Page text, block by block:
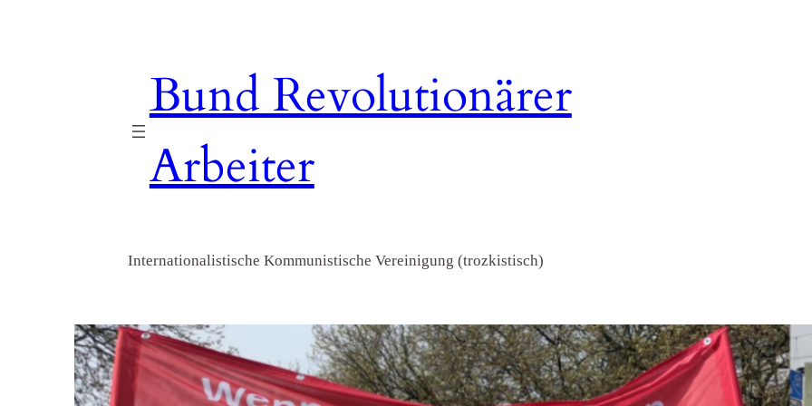
Bund Revolutionärer
Arbeiter
Internationalistische Kommunistische Vereinigung (trozkistisch)